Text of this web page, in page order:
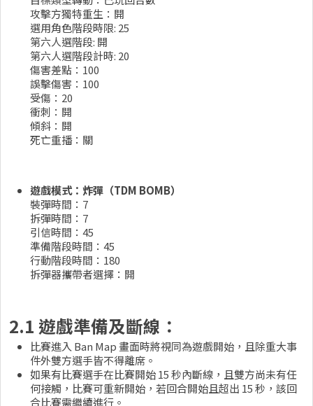
攻擊方獨特重生：開
選用角色階段時限: 25
第六人選階段: 開
第六人選階段計時: 20
傷害差點：100
誤擊傷害：100
受傷：20
衝刺：開
傾斜：開
死亡重播：關
遊戲模式：炸彈（TDM BOMB）
裝彈時間：7
拆彈時間：7
引信時間：45
準備階段時間：45
行動階段時間：180
拆彈器攜帶者選擇：開
2.1 遊戲準備及斷線：
比賽進入 Ban Map 畫面時將視同為遊戲開始，且除重大事
件外雙方選手皆不得離席。
如果有比賽選手在比賽開始 15 秒內斷線，且雙方尚未有任
何接觸，比賽可重新開始，若回合開始且超出 15 秒，該回
合比賽需繼續進行。